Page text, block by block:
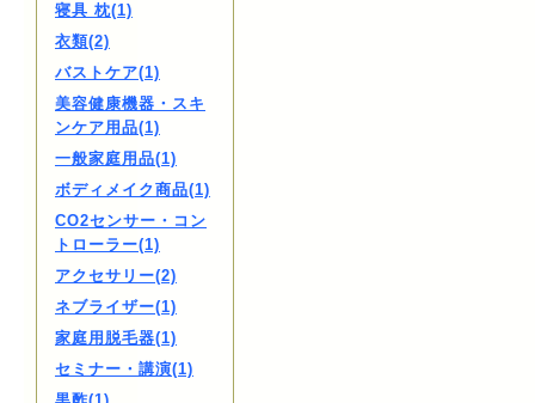
寝具 枕(1)
衣類(2)
バストケア(1)
美容健康機器・スキ
ンケア用品(1)
一般家庭用品(1)
ボディメイク商品(1)
CO2センサー・コン
トローラー(1)
アクセサリー(2)
ネブライザー(1)
家庭用脱毛器(1)
セミナー・講演(1)